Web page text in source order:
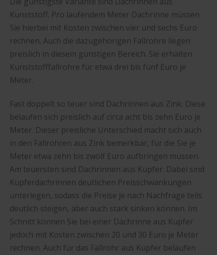
Kunststoff. Pro laufendem Meter Dachrinne müssen
Sie hierbei mit Kosten zwischen vier und sechs Euro
rechnen. Auch die dazugehörigen Fallrohre liegen
preislich in diesem günstigen Bereich. Sie erhalten
Kunststofffallrohre für etwa drei bis fünf Euro je
Meter.
Fast doppelt so teuer sind Dachrinnen aus Zink. Diese
belaufen sich preislich auf circa acht bis zehn Euro je
Meter. Dieser preisliche Unterschied macht sich auch
in den Fallrohren aus Zink bemerkbar, für die Sie je
Meter etwa zehn bis zwölf Euro aufbringen müssen.
Am teuersten sind Dachrinnen aus Kupfer. Dabei sind
Kupferdachrinnen deutlichen Preisschwankungen
unterlegen, sodass die Preise je nach Nachfrage teils
deutlich steigen, aber auch stark sinken können. Im
Schnitt können Sie bei einer Dachrinne aus Kupfer
jedoch mit Kosten zwischen 20 und 30 Euro je Meter
rechnen. Auch für das Fallrohr aus Kupfer belaufen